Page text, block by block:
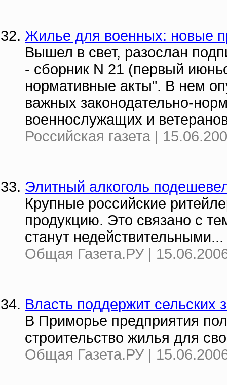
Жилье для военных: новые
Вышел в свет, разослан
- сборник N 21 (первый
нормативные акты". В нем
важных законодательно-
военнослужащих и
Российская газета |
Элитный алкоголь
Крупные российские
продукцию. Это связано с
станут недействительными...
Общая Газета.РУ |
Власть поддержит сельских
В Приморье предприятия
строительство жилья для
Общая Газета.РУ |